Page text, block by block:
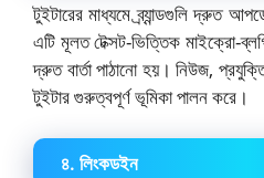
টুইটারের মাধ্যমে ব্র্যান্ডগুলি দ্রুত
এটি মূলত টেক্সট-ভিত্তিক মাইক্রো-
দ্রুত বার্তা পাঠানো হয়। নিউজ,
টুইটার গুরুত্বপূর্ণ ভূমিকা পালন করে।
৪. লিংকডইন